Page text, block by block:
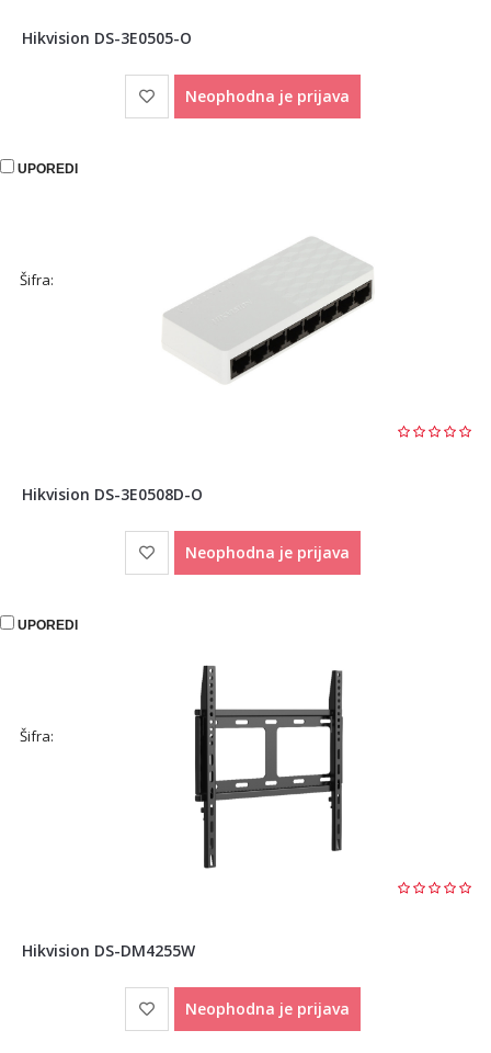
Hikvision DS-3E0505-O
Neophodna je prijava
UPOREDI
Šifra:
Hikvision DS-3E0508D-O
Neophodna je prijava
UPOREDI
Šifra:
Hikvision DS-DM4255W
Neophodna je prijava